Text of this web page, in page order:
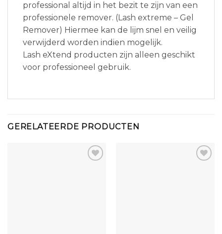
professional altijd in het bezit te zijn van een
professionele remover. (Lash extreme – Gel
Remover) Hiermee kan de lijm snel en veilig
verwijderd worden indien mogelijk.
Lash eXtend producten zijn alleen geschikt
voor professioneel gebruik.
GERELATEERDE PRODUCTEN